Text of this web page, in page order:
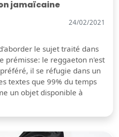
jamaïcaine
24/02/2021
le sujet traité dans
prémisse: le reggaeton n'est
il se réfugie dans un
textes que 99% du temps
un objet disponible à